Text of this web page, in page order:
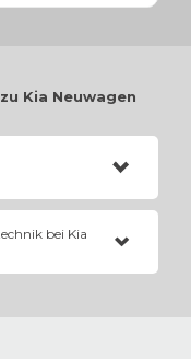
Kia Neuwagen
150.000 Kilometern.
und untermauert
bei Kia